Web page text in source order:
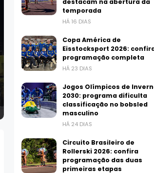
destacam na abertura da
temporada
HÁ 16 DIAS
Copa América de
Eisstocksport 2026:
programação completa
HÁ 23 DIAS
Jogos Olímpicos de
2030: programa dificulta
classificação no bobsled
masculino
HÁ 24 DIAS
Circuito Brasileiro de
Rollerski 2026: confira
programação das duas
primeiras etapas